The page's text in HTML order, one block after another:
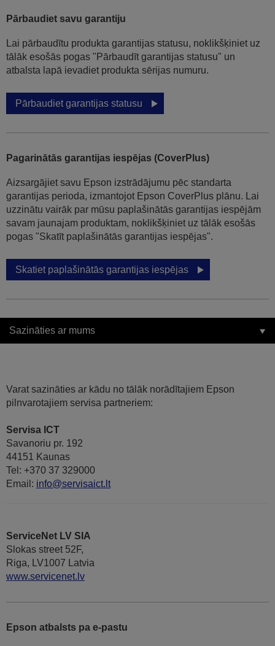
Pārbaudiet savu garantiju
Lai pārbaudītu produkta garantijas statusu, noklikšķiniet uz
tālāk esošās pogas "Pārbaudīt garantijas statusu" un
atbalsta lapā ievadiet produkta sērijas numuru.
Pārbaudiet garantijas statusu
Pagarinātās garantijas iespējas (CoverPlus)
Aizsargājiet savu Epson izstrādājumu pēc standarta
garantijas perioda, izmantojot Epson CoverPlus plānu. Lai
uzzinātu vairāk par mūsu paplašinātās garantijas iespējām
savam jaunajam produktam, noklikšķiniet uz tālāk esošās
pogas "Skatīt paplašinātās garantijas iespējas".
Skatiet paplašinātās garantijas iespējas
Sazināties ar mums
Varat sazināties ar kādu no tālāk norādītajiem Epson
pilnvarotajiem servisa partneriem:
Servisa ICT
Savanoriu pr. 192
44151 Kaunas
Tel: +370 37 329000
Email: info@servisaict.lt
ServiceNet LV SIA
Slokas street 52F,
Riga, LV1007 Latvia
www.servicenet.lv
Epson atbalsts pa e-pastu